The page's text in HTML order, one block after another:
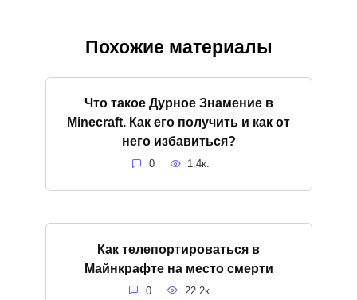
Похожие материалы
Что такое Дурное Знамение в
Minecraft. Как его получить и как от
него избавиться?
0 1.4к.
Как телепортироваться в
Майнкрафте на место смерти
0 22.2к.